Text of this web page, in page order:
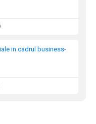
in cadrul business-